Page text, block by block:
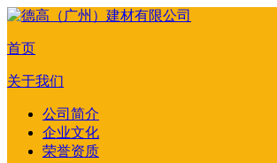
首页
关于我们
公司简介
企业文化
荣誉资质